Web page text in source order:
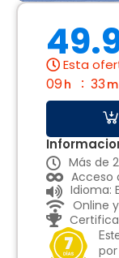
Esta
09 h 33 m
Más de
Acceso
Idioma:
Online
por